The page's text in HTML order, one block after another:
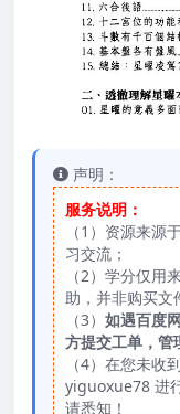
声明：
服务说明：
（1）资源来源
习交流；
（2）学分仅用
助，并非购买文
（3） 如遇百度
方提交工单，管
（4）在您未收
yiguoxue78 进
请悉知！